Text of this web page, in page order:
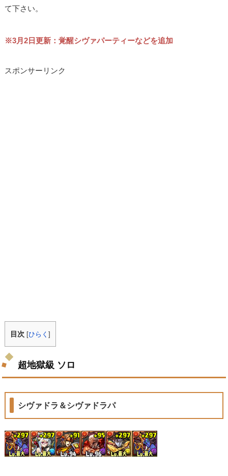
て下さい。
※3月2日更新：覚醒シヴァパーティーなどを追加
スポンサーリンク
目次 [ひらく]
超地獄級 ソロ
シヴァドラ＆シヴァドラパ